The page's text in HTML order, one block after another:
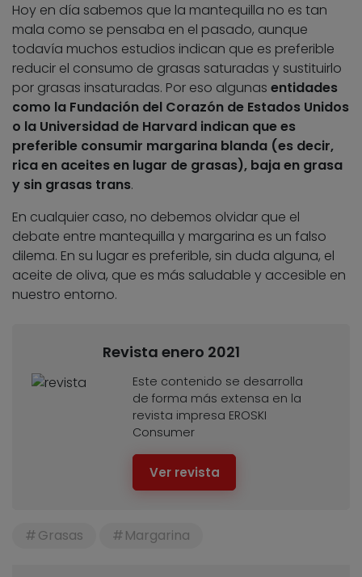
Hoy en día sabemos que la mantequilla no es tan
mala como se pensaba en el pasado, aunque
todavía muchos estudios indican que es preferible
reducir el consumo de grasas saturadas y sustituirlo
por grasas insaturadas. Por eso algunas entidades
como la Fundación del Corazón de Estados Unidos
o la Universidad de Harvard indican que es
preferible consumir margarina blanda (es decir,
rica en aceites en lugar de grasas), baja en grasa
y sin grasas trans.
En cualquier caso, no debemos olvidar que el
debate entre mantequilla y margarina es un falso
dilema. En su lugar es preferible, sin duda alguna, el
aceite de oliva, que es más saludable y accesible en
nuestro entorno.
Revista enero 2021
Este contenido se desarrolla
de forma más extensa en la
revista impresa EROSKI
Consumer
Ver revista
Grasas Margarina